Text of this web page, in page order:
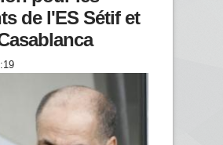
de l'ES Sétif et